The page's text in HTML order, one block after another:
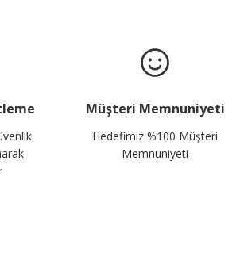
Müşteri Memnuniyeti
Hedefimiz %100 Müşteri
Memnuniyeti